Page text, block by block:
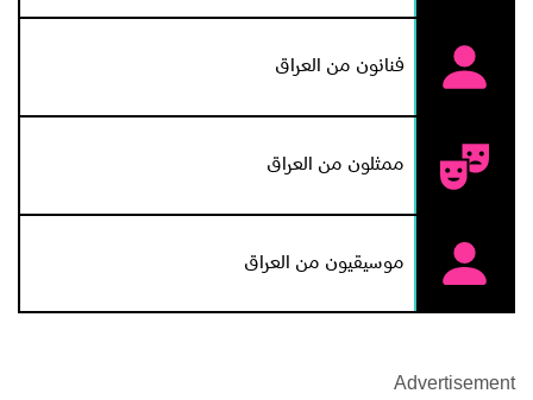
فنانون من العراق
ممثلون من العراق
موسيقيون من العراق
Advertisement